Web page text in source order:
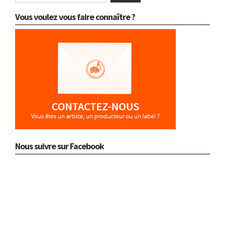
Vous voulez vous faire connaître ?
Nous suivre sur Facebook